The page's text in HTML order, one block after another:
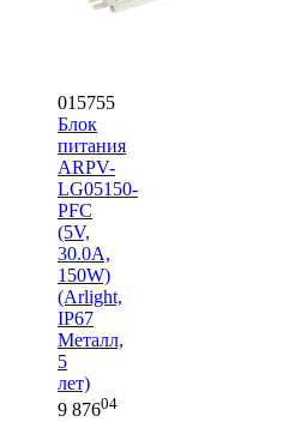
015755
Блок
питания
ARPV-
LG05150-
PFC
(5V,
30.0A,
150W)
(Arlight,
IP67
Металл,
5
лет)
9 87604